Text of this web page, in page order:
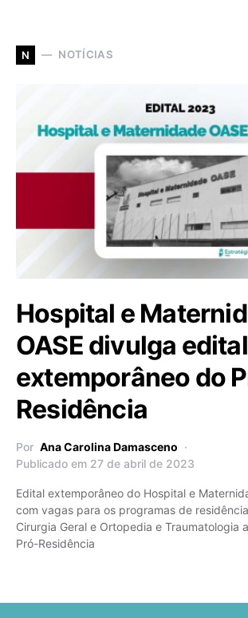
N NOTÍCIAS
Hospital e
OASE divulga edital
extemporâneo do
Residência
Por Ana Carolina Damasceno
Publicado em 27 de abril de 2023
Edital extemporâneo do Hospital e
com vagas para os programas de
Cirurgia Geral e Ortopedia e Traumatologia
Pró-Residência